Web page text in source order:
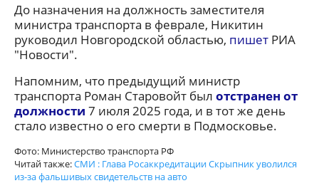
До назначения на должность заместителя
министра транспорта в феврале, Никитин
руководил Новгородской областью, пишет РИА
"Новости".
Напомним, что предыдущий министр
транспорта Роман Старовойт был отстранен от
должности 7 июля 2025 года, и в тот же день
стало известно о его смерти в Подмосковье.
Фото: Министерство транспорта РФ
Читай также:СМИ : Глава Росаккредитации Скрыпник уволился
из-за фальшивых свидетельств на авто